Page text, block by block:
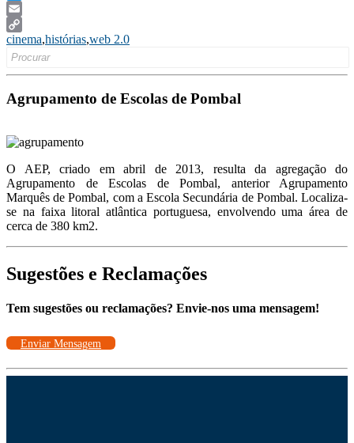
Twitter
Email
Copy
Link
cinema,histórias,web 2.0
Search
Agrupamento de Escolas de Pombal
O AEP, criado em abril de 2013, resulta da agregação do
Agrupamento de Escolas de Pombal, anterior Agrupamento
Marquês de Pombal, com a Escola Secundária de Pombal. Localiza-
se na faixa litoral atlântica portuguesa, envolvendo uma área de
cerca de 380 km2.
Sugestões e Reclamações
Tem sugestões ou reclamações? Envie-nos uma mensagem!
Enviar Mensagem